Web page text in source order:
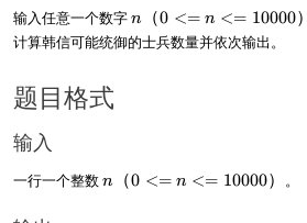
输入任意一个数字n
（
0
10
00
n （0 <= n <= 10000）
计算韩信可能统御的士兵数量并依次输出。
题目格式
输入
一行一个整数n
n （0 <= n <= 10000） 。